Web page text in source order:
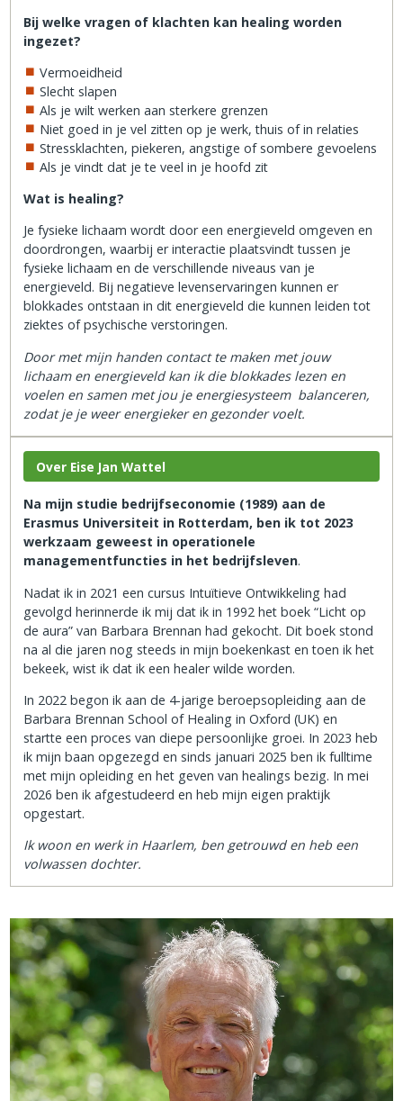
Bij welke vragen of klachten kan healing worden
ingezet?
Vermoeidheid
Slecht slapen
Als je wilt werken aan sterkere grenzen
Niet goed in je vel zitten op je werk, thuis of in relaties
Stressklachten, piekeren, angstige of sombere gevoelens
Als je vindt dat je te veel in je hoofd zit
Wat is healing?
Je fysieke lichaam wordt door een energieveld omgeven en
doordrongen, waarbij er interactie plaatsvindt tussen je
fysieke lichaam en de verschillende niveaus van je
energieveld. Bij negatieve levenservaringen kunnen er
blokkades ontstaan in dit energieveld die kunnen leiden tot
ziektes of psychische verstoringen.
Door met mijn handen contact te maken met jouw
lichaam en energieveld kan ik die blokkades lezen en
voelen en samen met jou je energiesysteem balanceren,
zodat je je weer energieker en gezonder voelt.
Over Eise Jan Wattel
Na mijn studie bedrijfseconomie (1989) aan de
Erasmus Universiteit in Rotterdam, ben ik tot 2023
werkzaam geweest in operationele
managementfuncties in het bedrijfsleven.
Nadat ik in 2021 een cursus Intuïtieve Ontwikkeling had
gevolgd herinnerde ik mij dat ik in 1992 het boek “Licht op
de aura” van Barbara Brennan had gekocht. Dit boek stond
na al die jaren nog steeds in mijn boekenkast en toen ik het
bekeek, wist ik dat ik een healer wilde worden.
In 2022 begon ik aan de 4-jarige beroepsopleiding aan de
Barbara Brennan School of Healing in Oxford (UK) en
startte een proces van diepe persoonlijke groei. In 2023 heb
ik mijn baan opgezegd en sinds januari 2025 ben ik fulltime
met mijn opleiding en het geven van healings bezig. In mei
2026 ben ik afgestudeerd en heb mijn eigen praktijk
opgestart.
Ik woon en werk in Haarlem, ben getrouwd en heb een
volwassen dochter.